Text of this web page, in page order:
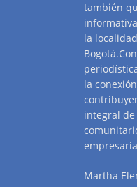
también
la
la
integral
Martha